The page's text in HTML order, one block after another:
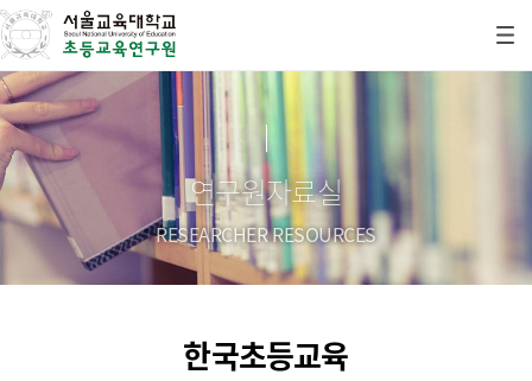
연구원자료실
RESEARCHER RESOURCES
한국초등교육